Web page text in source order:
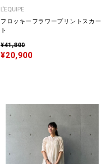
L'EQUIPE
フロッキーフラワープリントスカー
ト
¥41,800
¥20,900